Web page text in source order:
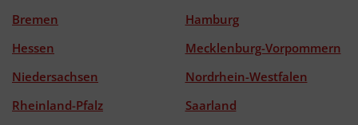
Bremen
Hamburg
Hessen
Mecklenburg-Vorpommern
Niedersachsen
Nordrhein-Westfalen
Rheinland-Pfalz
Saarland